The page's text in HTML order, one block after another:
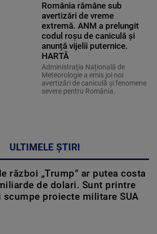
România rămâne sub
avertizări de vreme
extremă. ANM a prelungit
codul roșu de caniculă și
anunță vijelii puternice.
HARTĂ
Administrația Națională de
Meteorologie a emis joi noi
avertizări de caniculă și fenomene
severe pentru România.
ULTIMELE ȘTIRI
război „Trump” ar putea costa
de dolari. Sunt printre
scumpe proiecte militare SUA